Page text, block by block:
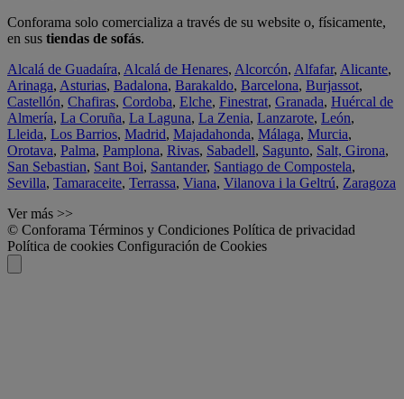
Conforama solo comercializa a través de su website o, físicamente,
en sus tiendas de sofás.
Alcalá de Guadaíra, Alcalá de Henares, Alcorcón, Alfafar, Alicante,
Arinaga, Asturias, Badalona, Barakaldo, Barcelona, Burjassot,
Castellón, Chafiras, Cordoba, Elche, Finestrat, Granada, Huércal de
Almería, La Coruña, La Laguna, La Zenia, Lanzarote, León,
Lleida, Los Barrios, Madrid, Majadahonda, Málaga, Murcia,
Orotava, Palma, Pamplona, Rivas, Sabadell, Sagunto, Salt, Girona,
San Sebastian, Sant Boi, Santander, Santiago de Compostela,
Sevilla, Tamaraceite, Terrassa, Viana, Vilanova i la Geltrú, Zaragoza
Ver más >>
© Conforama Términos y Condiciones Política de privacidad
Política de cookies Configuración de Cookies